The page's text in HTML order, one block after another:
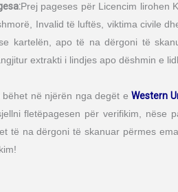
Prej pageses për Licencim lirohen
Invalid të luftës, viktima civile
kartelën, apo të na dërgoni të
extrakti i lindjes apo dëshmin e
bëhet në njërën nga degët e Western
fletëpagesen për verifikim, nëse
të na dërgoni të skanuar përmes